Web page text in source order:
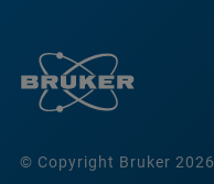
© Copyright Bruker 2026